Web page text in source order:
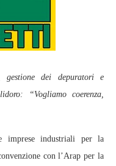
gestione dei depuratori e
“Vogliamo coerenza,
imprese industriali per la
con l’Arap per la